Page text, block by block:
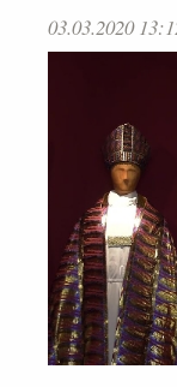
03.03.2020